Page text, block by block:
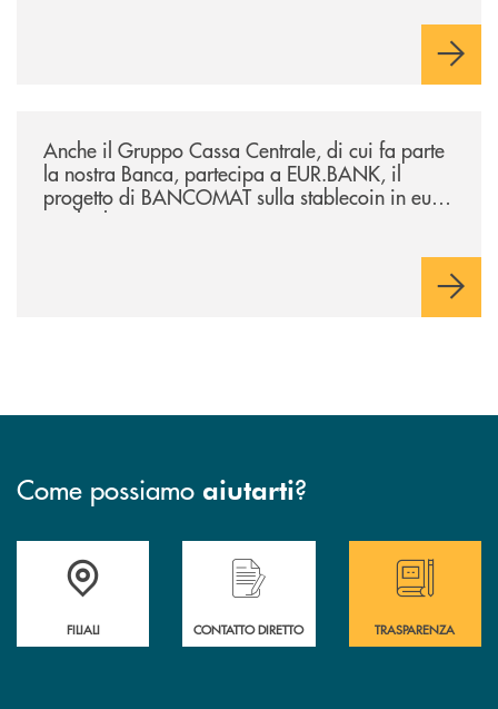
Anche il Gruppo Cassa Centrale, di cui fa parte
la nostra Banca, partecipa a EUR.BANK, il
progetto di BANCOMAT sulla stablecoin in euro
e sul relativo ecosistema
Come possiamo aiutarti?
Trova la filiale più vicina a te
FILIALI
Hai bisogno di assistenza immediata ?
CONTATTO DIRETTO
Hai bisogno di
TRASPARENZA